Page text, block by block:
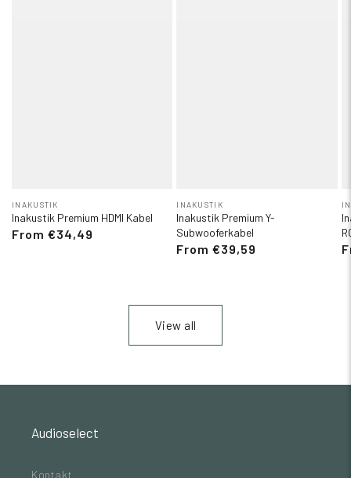
INAKUSTIK
Inakustik Premium HDMI Kabel
From €34,49
INAKUSTIK
Inakustik Premium Y-
Subwooferkabel
From €39,59
View all
Audioselect
Kontakt